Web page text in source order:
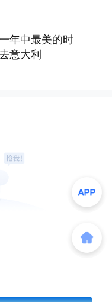
年中最美的时
意大利